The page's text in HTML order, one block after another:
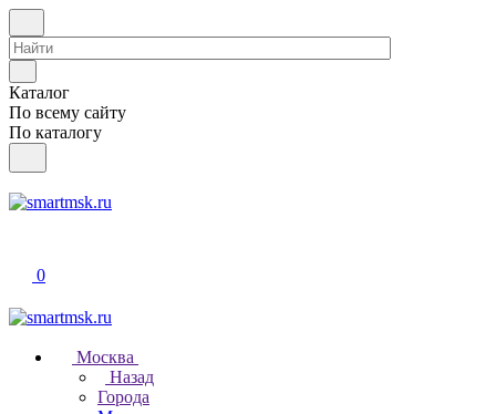
Каталог
По всему сайту
По каталогу
0
Москва
Назад
Города